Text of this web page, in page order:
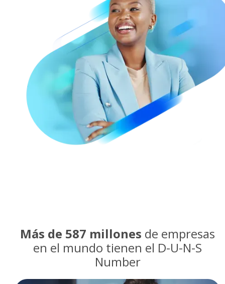
Más de 587 millones de empresas
en el mundo tienen el D-U-N-S
Number